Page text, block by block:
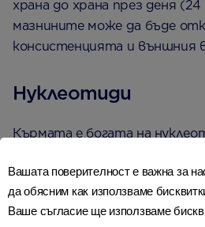
храна до храна през деня (24
мазнините може да бъде
консистенцията и външния
Нуклеотиди
Кърмата е богата на
поддържат активността на
в имунната система, като
на тялото от инфекции.
Вашата поверителност е важна за
да обясним как използваме
Ваше съгласие ще използваме